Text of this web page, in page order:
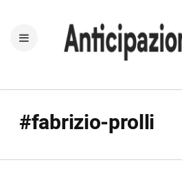
#fabrizio-prolli